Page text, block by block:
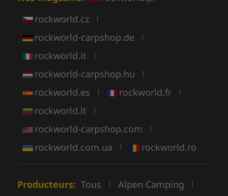
rockworld.cz |
rockworld-carpshop.de |
rockworld.it |
rockworld-carpshop.hu |
rockworld.es | rockworld.fr |
rockworld.lt |
rockworld-carpshop.com |
rockworld.com.ua | rockworld.ro
Producteurs: Tous | Alpen Camping |